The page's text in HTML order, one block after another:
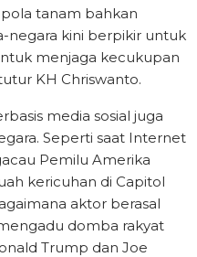
tanam bahkan
negara kini berpikir untuk
menjaga kecukupan
KH Chriswanto.
media sosial juga
Seperti saat Internet
Pemilu Amerika
kericuhan di Capitol
aktor berasal
domba rakyat
Trump dan Joe